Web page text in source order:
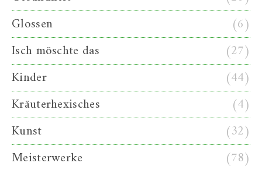
Glossen
(6)
Isch möschte das
(27)
Kinder
(44)
Kräuterhexisches
(4)
Kunst
(32)
Meisterwerke
(78)